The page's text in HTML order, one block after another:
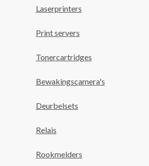
Laserprinters
Print servers
Tonercartridges
Bewakingscamera's
Deurbelsets
Relais
Rookmelders